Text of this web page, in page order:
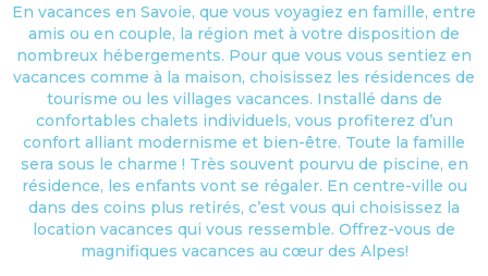
En vacances en Savoie, que vous voyagiez en famille, entre
amis ou en couple, la région met à votre disposition de
nombreux hébergements. Pour que vous vous sentiez en
vacances comme à la maison, choisissez les résidences de
tourisme ou les villages vacances. Installé dans de
confortables chalets individuels, vous profiterez d’un
confort alliant modernisme et bien-être. Toute la famille
sera sous le charme ! Très souvent pourvu de piscine, en
résidence, les enfants vont se régaler. En centre-ville ou
dans des coins plus retirés, c’est vous qui choisissez la
location vacances qui vous ressemble. Offrez-vous de
magnifiques vacances au cœur des Alpes!